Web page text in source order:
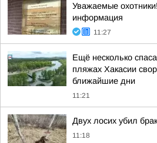
Уважаемые
информация
11:27
Ещё несколько
пляжах Хакасии
ближайшие дни
11:21
Двух лосих убил
11:18